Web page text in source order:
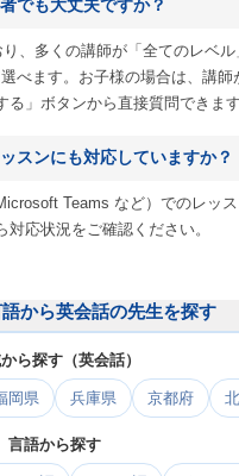
でも大丈夫ですか？
、多くの講師が「全てのレベ
べます。お子様の場合は、講
」ボタンから直接質問できま
スンにも対応していますか？
Teams など）でのレッ
対応状況をご確認ください。
から英会話の先生を探す
ら探す（英会話）
岡県 兵庫県 京都府
言語から探す